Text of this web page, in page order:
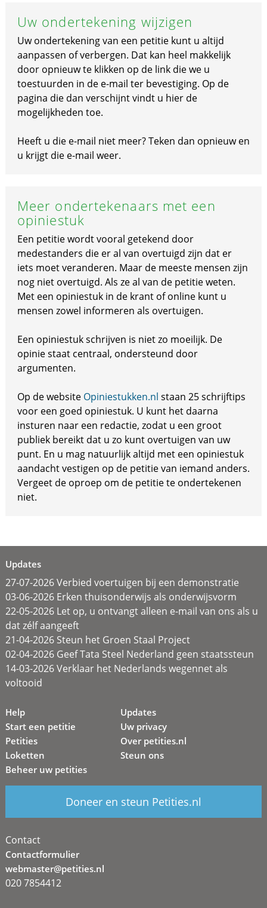
Uw ondertekening wijzigen
Uw ondertekening van een petitie kunt u altijd
aanpassen of verbergen. Dat kan heel makkelijk
door opnieuw te klikken op de link die we u
toestuurden in de e-mail ter bevestiging. Op de
pagina die dan verschijnt vindt u hier de
mogelijkheden toe.
Heeft u die e-mail niet meer? Teken dan opnieuw en
u krijgt die e-mail weer.
Meer ondertekenaars met een
opiniestuk
Een petitie wordt vooral getekend door
medestanders die er al van overtuigd zijn dat er
iets moet veranderen. Maar de meeste mensen zijn
nog niet overtuigd. Als ze al van de petitie weten.
Met een opiniestuk in de krant of online kunt u
mensen zowel informeren als overtuigen.
Een opiniestuk schrijven is niet zo moeilijk. De
opinie staat centraal, ondersteund door
argumenten.
Op de website Opiniestukken.nl staan 25 schrijftips
voor een goed opiniestuk. U kunt het daarna
insturen naar een redactie, zodat u een groot
publiek bereikt dat u zo kunt overtuigen van uw
punt. En u mag natuurlijk altijd met een opiniestuk
aandacht vestigen op de petitie van iemand anders.
Vergeet de oproep om de petitie te ondertekenen
niet.
Updates
27-07-2026 Verbied voertuigen bij een demonstratie
03-06-2026 Erken thuisonderwijs als onderwijsvorm
22-05-2026 Let op, u ontvangt alleen e-mail van ons als u
dat zélf aangeeft
21-04-2026 Steun het Groen Staal Project
02-04-2026 Geef Tata Steel Nederland geen staatssteun
14-03-2026 Verklaar het Nederlands wegennet als
voltooid
Help
Start een petitie
Petities
Loketten
Beheer uw petities
Updates
Uw privacy
Over petities.nl
Steun ons
Doneer en steun Petities.nl
Contact
Contactformulier
webmaster@petities.nl
020 7854412